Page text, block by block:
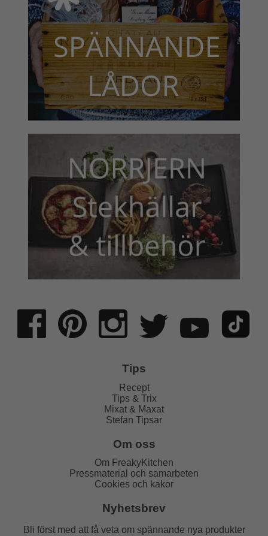
Tips
Recept
Tips & Trix
Mixat & Maxat
Stefan Tipsar
Om oss
Om FreakyKitchen
Pressmaterial och samarbeten
Cookies och kakor
Nyhetsbrev
Bli först med att få veta om spännande nya produkter